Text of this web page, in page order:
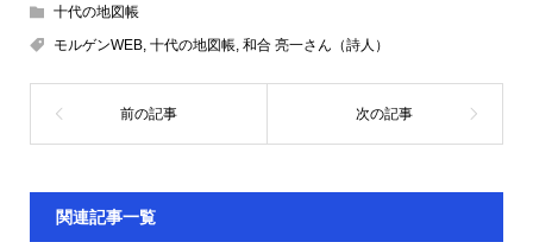
十代の地図帳
モルゲンWEB, 十代の地図帳, 和合 亮一さん（詩人）
関連記事一覧